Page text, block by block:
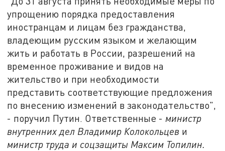
упрощению порядка предоставления
иностранцам и лицам без гражданства,
владеющим русским языком и желающим
жить и работать в России, разрешений на
временное проживание и видов на
жительство и при необходимости
представить соответствующие предложения
по внесению изменений в законодательство",
- поручил Путин. Ответственные - министр
внутренних дел Владимир Колокольцев и
министр труда и соцзащиты Максим Топилин.